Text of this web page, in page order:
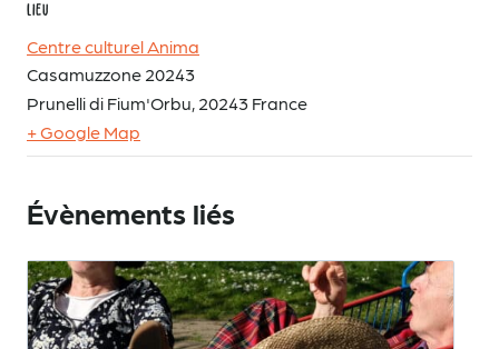
LIEU
Centre culturel Anima
Casamuzzone 20243
Prunelli di Fium'Orbu, 20243 France
+ Google Map
Évènements liés